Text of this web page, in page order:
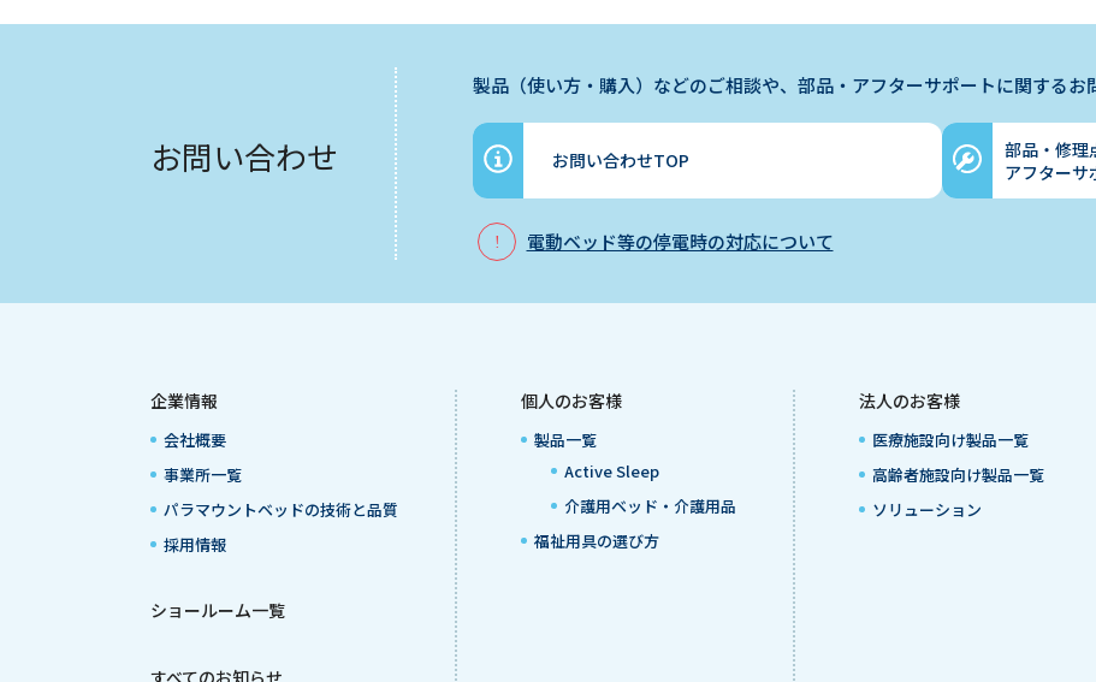
お問い合わせ
製品（使い方・購入）などのご相談や、部品・アフターサポートに関するお
お問い合わせTOP
部品・修理
アフターサ
電動ベッド等の停電時の対応について
企業情報
会社概要
事業所一覧
パラマウントベッドの技術と品質
採用情報
ショールーム一覧
すべてのお知らせ
個人のお客様
製品一覧
Active Sleep
介護用ベッド・介護用品
福祉用具の選び方
法人のお客様
医療施設向け製品一覧
高齢者施設向け製品一覧
ソリューション